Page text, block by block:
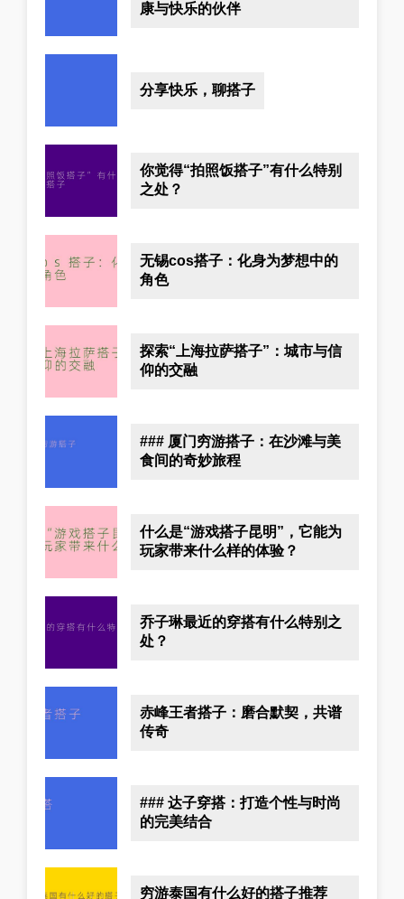
康与快乐的伙伴
分享快乐，聊搭子
你觉得“拍照饭搭子”有什么特别
之处？
无锡cos搭子：化身为梦想中的
角色
探索“上海拉萨搭子”：城市与信
仰的交融
### 厦门穷游搭子：在沙滩与美
食间的奇妙旅程
什么是“游戏搭子昆明”，它能为
玩家带来什么样的体验？
乔子琳最近的穿搭有什么特别之
处？
赤峰王者搭子：磨合默契，共谱
传奇
### 达子穿搭：打造个性与时尚
的完美结合
穷游泰国有什么好的搭子推荐